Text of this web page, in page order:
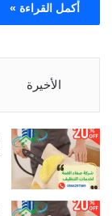
أكمل القراءة »
الأخيرة